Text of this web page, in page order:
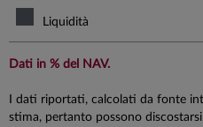
Liquidità
Dati in % del NAV.
I dati riportati, calcolati da fonte
stima, pertanto possono